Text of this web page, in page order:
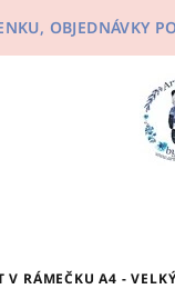
OBJEDNÁVKY
V RÁMEČKU A4 -